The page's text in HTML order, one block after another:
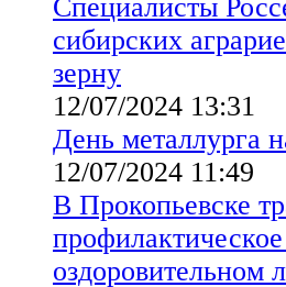
Специалисты
сибирских
зерну
12/07/2024 13:31
День металлурга
12/07/2024 11:49
В Прокопьевске
оздоровительном